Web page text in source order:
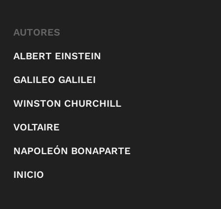
AUTORES
ALBERT EINSTEIN
GALILEO GALILEI
WINSTON CHURCHILL
VOLTAIRE
NAPOLEÓN BONAPARTE
INICIO